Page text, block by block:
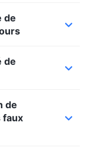
de
de
de
faux